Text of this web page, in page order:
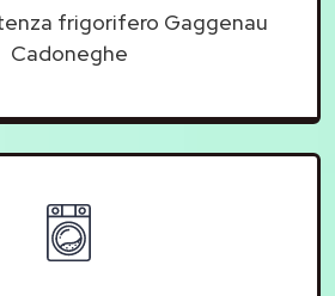
frigorifero Gaggenau
Cadoneghe